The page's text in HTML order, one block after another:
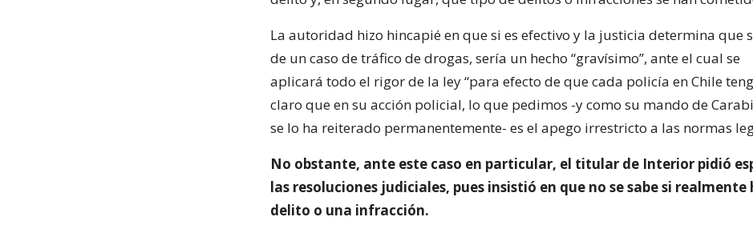
La autoridad hizo hincapié en que si es efectivo y la justicia determina que
de un caso de tráfico de drogas, sería un hecho “gravísimo”, ante el cual se
aplicará todo el rigor de la ley “para efecto de que cada policía en Chile
claro que en su acción policial, lo que pedimos -y como su mando de
se lo ha reiterado permanentemente- es el apego irrestricto a las normas
No obstante, ante este caso en particular, el titular de Interior pidió
las resoluciones judiciales, pues insistió en que no se sabe si realmente
delito o una infracción.